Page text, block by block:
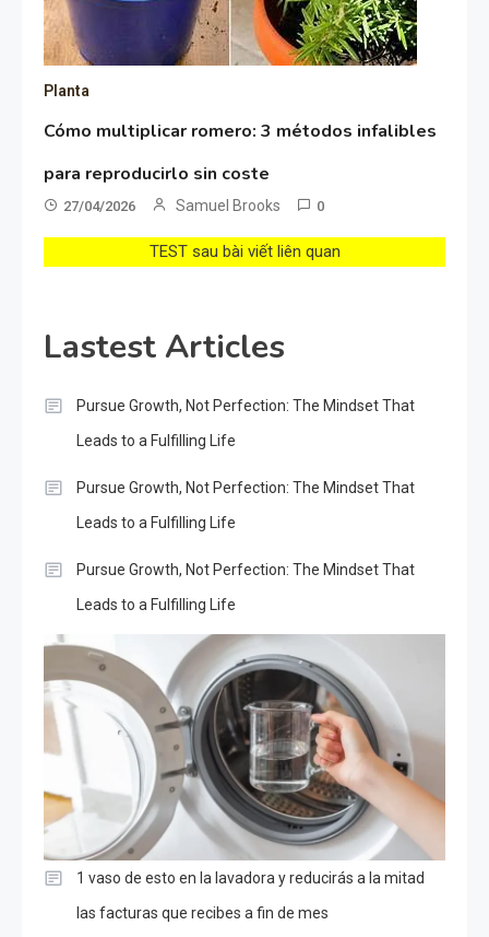
Planta
Cómo multiplicar romero: 3 métodos infalibles
para reproducirlo sin coste
27/04/2026 Samuel Brooks 0
TEST sau bài viết liên quan
Lastest Articles
Pursue Growth, Not Perfection: The Mindset That
Leads to a Fulfilling Life
Pursue Growth, Not Perfection: The Mindset That
Leads to a Fulfilling Life
Pursue Growth, Not Perfection: The Mindset That
Leads to a Fulfilling Life
1 vaso de esto en la lavadora y reducirás a la mitad
las facturas que recibes a fin de mes